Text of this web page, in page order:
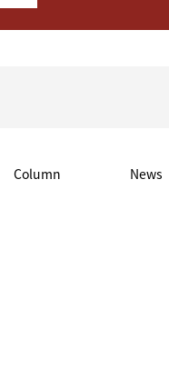
Column News